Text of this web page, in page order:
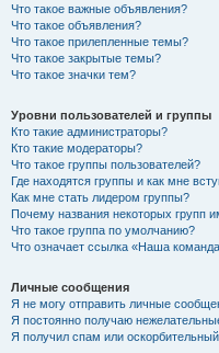
Что такое важные объявления?
Что такое объявления?
Что такое прилепленные темы?
Что такое закрытые темы?
Что такое значки тем?
Уровни пользователей и группы
Кто такие администраторы?
Кто такие модераторы?
Что такое группы пользователей?
Где находятся группы и как мне
Как мне стать лидером группы?
Почему названия некоторых групп
Что такое группа по умолчанию?
Что означает ссылка «Наша
Личные сообщения
Я не могу отправить личные
Я постоянно получаю
Я получил спам или